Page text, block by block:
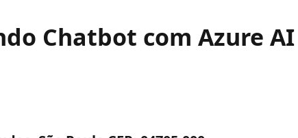
Chatbot com Azure AI